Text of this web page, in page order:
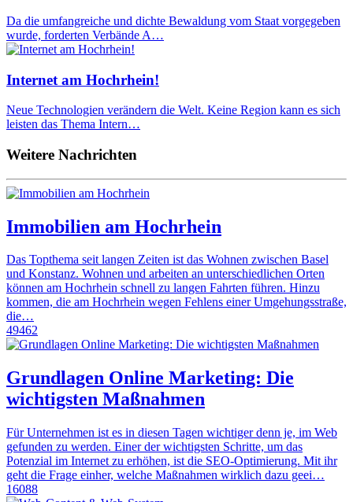
Da die umfangreiche und dichte Bewaldung vom Staat vorgegeben
wurde, forderten Verbände A…
Internet am Hochrhein!
Neue Technologien verändern die Welt. Keine Region kann es sich
leisten das Thema Intern…
Weitere Nachrichten
Immobilien am Hochrhein
Das Topthema seit langen Zeiten ist das Wohnen zwischen Basel
und Konstanz. Wohnen und arbeiten an unterschiedlichen Orten
können am Hochrhein schnell zu langen Fahrten führen. Hinzu
kommen, die am Hochrhein wegen Fehlens einer Umgehungsstraße,
die…
49462
Grundlagen Online Marketing: Die
wichtigsten Maßnahmen
Für Unternehmen ist es in diesen Tagen wichtiger denn je, im Web
gefunden zu werden. Einer der wichtigsten Schritte, um das
Potenzial im Internet zu erhöhen, ist die SEO-Optimierung. Mit ihr
geht die Frage einher, welche Maßnahmen wirklich dazu geei…
16088